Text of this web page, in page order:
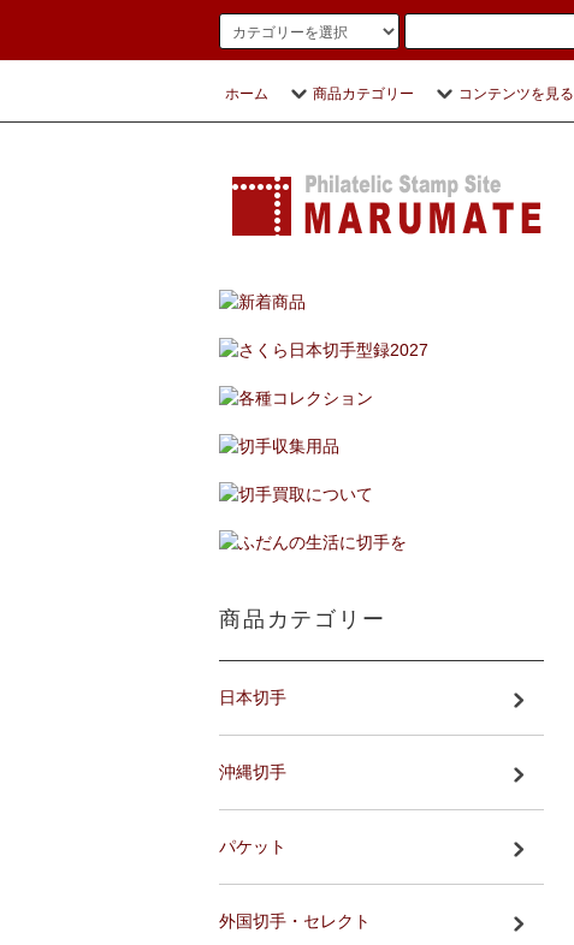
ホーム 商品カテゴリー コンテンツを見る
商品カテゴリー
日本切手
沖縄切手
パケット
外国切手・セレクト